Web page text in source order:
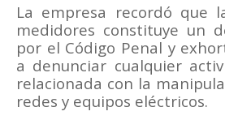
La empresa recordó que
medidores constituye un
por el Código Penal y
a denunciar cualquier
relacionada con la
redes y equipos eléctricos.